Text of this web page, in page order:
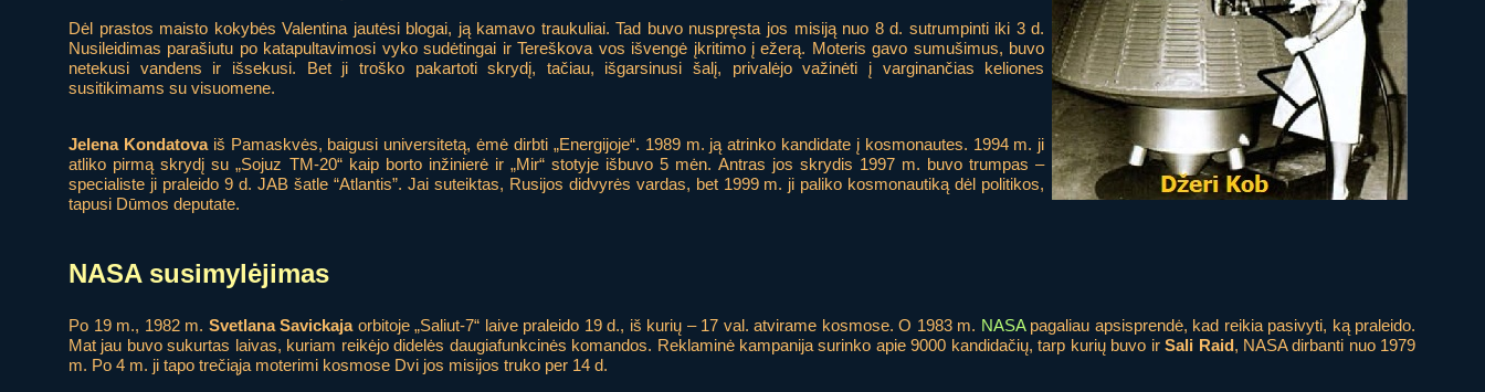
Dėl prastos maisto kokybės Valentina jautėsi blogai, ją kamavo traukuliai. Tad buvo nuspręsta jos misiją nuo 8 d. sutrumpinti iki 3 d.
Nusileidimas parašiutu po katapultavimosi vyko sudėtingai ir Tereškova vos išvengė įkritimo į ežerą. Moteris gavo sumušimus, buvo
netekusi vandens ir išsekusi. Bet ji troško pakartoti skrydį, tačiau, išgarsinusi šalį, privalėjo važinėti į varginančias keliones
susitikimams su visuomene.
Jelena Kondatovaiš Pamaskvės, baigusi universitetą, ėmė dirbti „Energijoje“. 1989 m. ją atrinko kandidate į kosmonautes. 1994 m. ji
atliko pirmą skrydį su „Sojuz TM-20“ kaip borto inžinierė ir „Mir“ stotyje išbuvo 5 mėn. Antras jos skrydis 1997 m. buvo trumpas –
specialiste ji praleido 9 d. JAB šatle “Atlantis”. Jai suteiktas, Rusijos didvyrės vardas, bet 1999 m. ji paliko kosmonautiką dėl politikos,
tapusi Dūmos deputate.
NASA susimylėjimas
Po 19 m., 1982 m. Svetlana Savickajaorbitoje „Saliut-7“ laive praleido 19 d., iš kurių – 17 val. atvirame kosmose. O 1983 m. NASApagaliau apsisprendė, kad reikia pasivyti, ką praleido.
Mat jau buvo sukurtas laivas, kuriam reikėjo didelės daugiafunkcinės komandos. Reklaminė kampanija surinko apie 9000 kandidačių, tarp kurių buvo irSali Raid, NASA dirbanti nuo 1979
m. Po 4 m. ji tapo trečiąja moterimi kosmose Dvi jos misijos truko per 14 d.